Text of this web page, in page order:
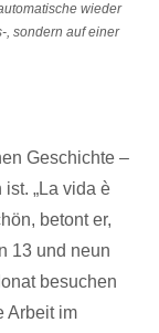
wieder
, sondern auf einer
Geschichte –
„La vida è
betont er,
13 und neun
besuchen
Arbeit im